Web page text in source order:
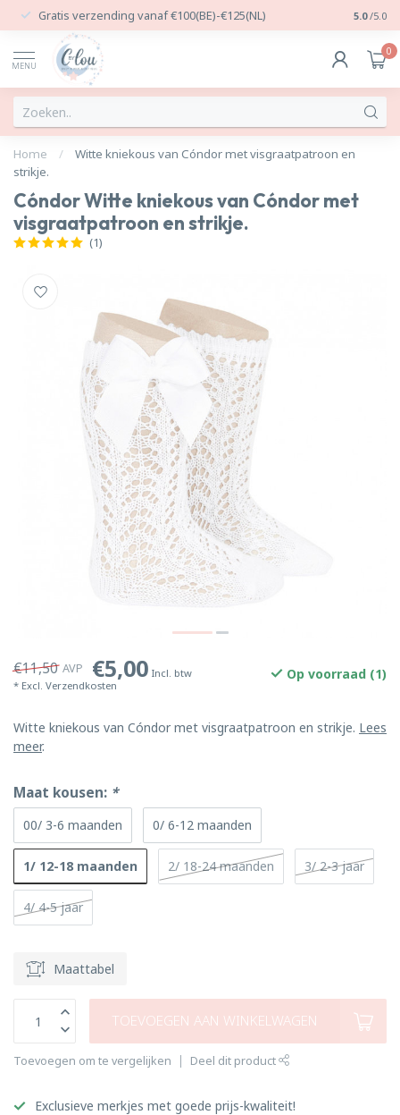
Gratis verzending vanaf €100(BE)-€125(NL) 24/7
5.0 /5.0
MENU
0
Home /
Witte kniekous van Cóndor met visgraatpatroon en
strikje.
Cóndor Witte kniekous van Cóndor met
visgraatpatroon en strikje.
(1)
€11,50 AVP €5,00 Incl. btw
* Excl. Verzendkosten
Op voorraad (1)
Witte kniekous van Cóndor met visgraatpatroon en strikje. Lees
meer.
Maat kousen: *
00/ 3-6 maanden 0/ 6-12 maanden
1/ 12-18 maanden 2/ 18-24 maanden 3/ 2-3 jaar
4/ 4-5 jaar
Maattabel
TOEVOEGEN AAN WINKELWAGEN
Toevoegen om te vergelijken Deel dit product
Exclusieve merkjes met goede prijs-kwaliteit!